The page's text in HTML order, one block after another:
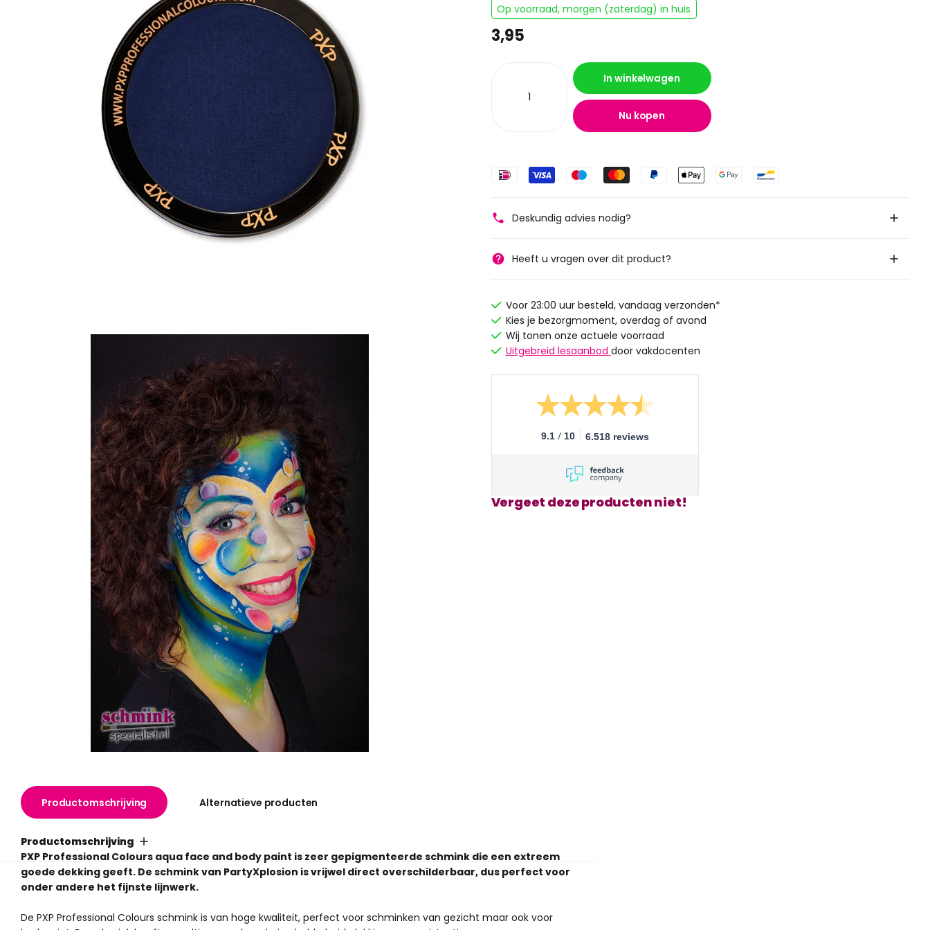
Op voorraad, morgen (zaterdag) in huis
3,95
In winkelwagen
Nu kopen
Deskundig advies nodig?
Heeft u vragen over dit product?
Voor 23:00 uur besteld, vandaag verzonden*
Kies je bezorgmoment, overdag of avond
Wij tonen onze actuele voorraad
Uitgebreid lesaanbod door vakdocenten
9.1 / 10 6.518 reviews
Vergeet deze producten niet!
Productomschrijving Alternatieve producten
Productomschrijving
PXP Professional Colours aqua face and body paint is zeer gepigmenteerde schmink die een extreem
goede dekking geeft. De schmink van PartyXplosion is vrijwel direct overschilderbaar, dus perfect voor
onder andere het fijnste lijnwerk.
De PXP Professional Colours schmink is van hoge kwaliteit, perfect voor schminken van gezicht maar ook voor